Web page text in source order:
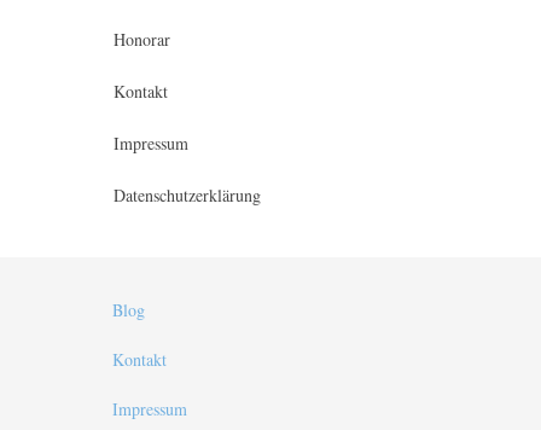
Honorar
Kontakt
Impressum
Datenschutzerklärung
Blog
Kontakt
Impressum